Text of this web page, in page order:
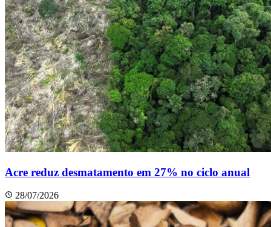
Acre reduz desmatamento em 27% no ciclo anual
28/07/2026